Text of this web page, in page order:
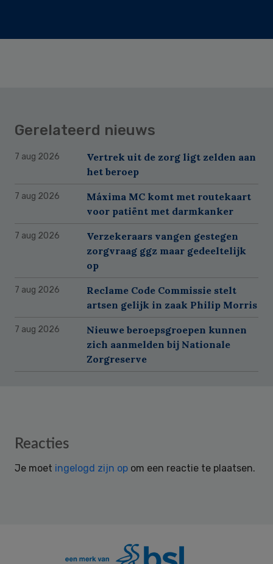
Gerelateerd nieuws
7 aug 2026
Vertrek uit de zorg ligt zelden aan
het beroep
7 aug 2026
Máxima MC komt met routekaart
voor patiënt met darmkanker
7 aug 2026
Verzekeraars vangen gestegen
zorgvraag ggz maar gedeeltelijk
op
7 aug 2026
Reclame Code Commissie stelt
artsen gelijk in zaak Philip Morris
7 aug 2026
Nieuwe beroepsgroepen kunnen
zich aanmelden bij Nationale
Zorgreserve
Reader
Reacties
Je moet ingelogd zijn op om een reactie te plaatsen.